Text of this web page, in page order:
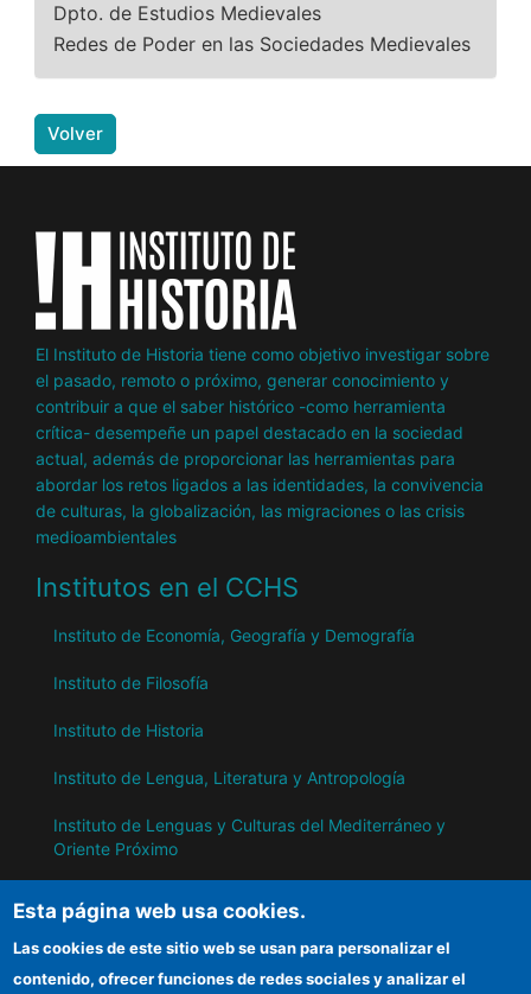
Dpto. de Estudios Medievales
Redes de Poder en las Sociedades Medievales
Volver
El Instituto de Historia tiene como objetivo investigar sobre
el pasado, remoto o próximo, generar conocimiento y
contribuir a que el saber histórico -como herramienta
crítica- desempeñe un papel destacado en la sociedad
actual, además de proporcionar las herramientas para
abordar los retos ligados a las identidades, la convivencia
de culturas, la globalización, las migraciones o las crisis
medioambientales
Institutos en el CCHS
Instituto de Economía, Geografía y Demografía
Instituto de Filosofía
Instituto de Historia
Instituto de Lengua, Literatura y Antropología
Instituto de Lenguas y Culturas del Mediterráneo y
Oriente Próximo
IH
Esta página web usa cookies.
Las cookies de este sitio web se usan para personalizar el
contenido, ofrecer funciones de redes sociales y analizar el